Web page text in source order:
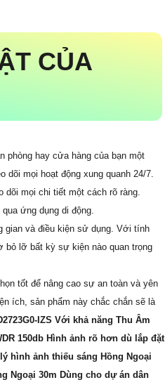
CỦA
phòng hay cửa hàng của bạn một
mọi hoạt động xung quanh 24/7.
mọi chi tiết một cách rõ ràng.
ứng dụng di động.
gian và điều kiện sử dụng. Với tính
bỏ lỡ bất kỳ sự kiện nào quan trọng
tốt để nâng cao sự an toàn và yên
ích, sản phẩm này chắc chắn sẽ là
IZS Với khả năng Thu Âm
150db Hình ảnh rõ hơn dù lắp đặt
hình ảnh thiếu sáng Hồng Ngoại
Ngoại 30m Dùng cho dự án dân